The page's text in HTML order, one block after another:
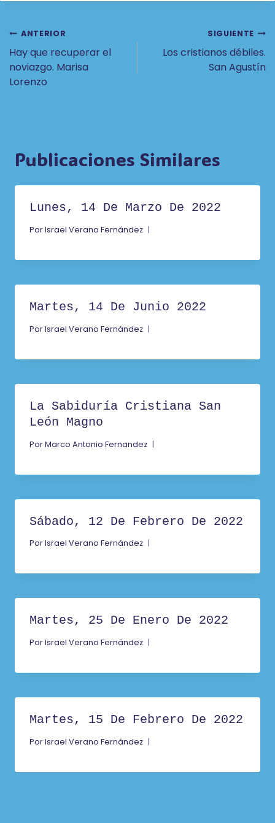
Navegación
De
Entradas
ANTERIOR
Hay que recuperar el
noviazgo. Marisa
Lorenzo
SIGUIENTE
Los cristianos débiles.
San Agustín
Publicaciones Similares
Lunes, 14 De Marzo De 2022
PorIsrael Verano Fernández
Martes, 14 De Junio 2022
PorIsrael Verano Fernández
La Sabiduría Cristiana San
León Magno
PorMarco Antonio Fernandez
Sábado, 12 De Febrero De 2022
PorIsrael Verano Fernández
Martes, 25 De Enero De 2022
PorIsrael Verano Fernández
Martes, 15 De Febrero De 2022
PorIsrael Verano Fernández